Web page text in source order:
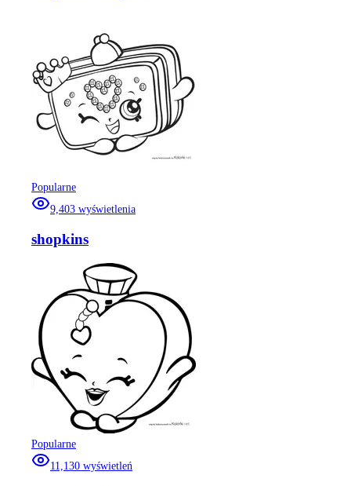
Popularne
9,403 wyświetlenia
shopkins
Popularne
11,130 wyświetleń